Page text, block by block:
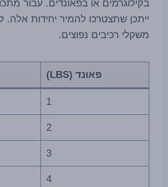
בקילוגרמים או בפאונדים. עבור
ייתכן שתצטרכו להמיר יחידות
משקלי רכיבים נפוצים.
פאונד (LBS)
1
2
3
4